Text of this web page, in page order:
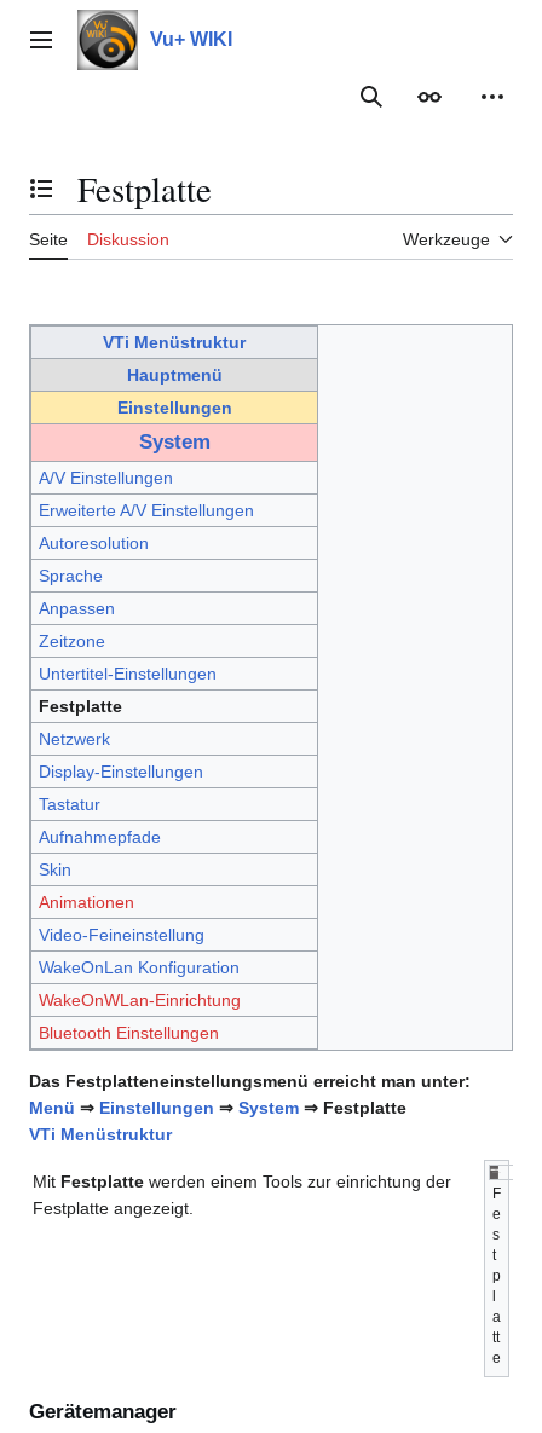
Inhalt
springenHauptmenü Vu+ WIKI
Suche
Inhaltsverzeichnis umschalten
Festplatte
Seite Diskussion Werkzeuge
VTi Menüstruktur
Hauptmenü
Einstellungen
System
A/V Einstellungen
Erweiterte A/V Einstellungen
Autoresolution
Sprache
Anpassen
Zeitzone
Untertitel-Einstellungen
Festplatte
Netzwerk
Display-Einstellungen
Tastatur
Aufnahmepfade
Skin
Animationen
Video-Feineinstellung
WakeOnLan Konfiguration
WakeOnWLan-Einrichtung
Bluetooth Einstellungen
Das Festplatteneinstellungsmenü erreicht man unter:
Menü ⇒ Einstellungen ⇒ System ⇒ Festplatte
VTi Menüstruktur
Mit Festplatte werden einem Tools zur einrichtung der
Festplatte angezeigt.
F
e
s
t
p
a
tt
e
Gerätemanager